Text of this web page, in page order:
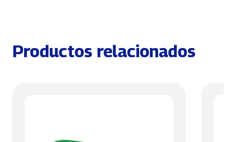
Productos relacionados